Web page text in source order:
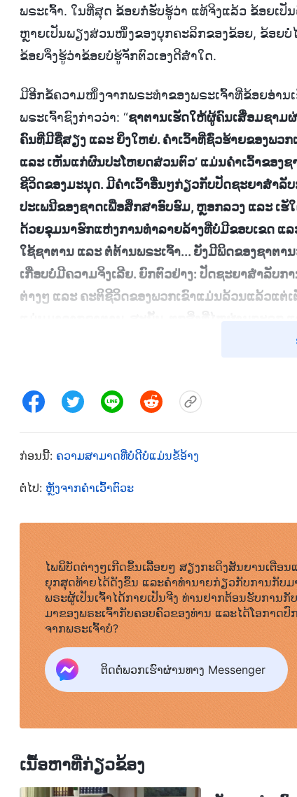
ພຣະເຈົ້າ. ໃນທີ່ສຸດ ຂ້ອຍກໍ່ຮັບຮູ້ວ່າ ແທ້ຈິງແລ້ວ ຂ້ອຍເປັ
ຫຼາຍເປັນພຽງສ່ວນໜຶ່ງຂອງບຸກຄະລິກຂອງຂ້ອຍ, ຂ້ອຍບໍ່
ຂ້ອຍຈຶ່ງຮູ້ວ່າຂ້ອຍບໍ່ຮູ້ຈັກຕົວເອງດີສ່ຳໃດ.
ມີອີກຂໍ້ຄວາມໜຶ່ງຈາກພຣະທຳຂອງພຣະເຈົ້າທີ່ຂ້ອຍອ່ານ
ພຣະເຈົ້າຊົງກ່າວວ່າ: “ຊາຕານເຮັດໃຫ້ຜູ້ຄົນເສື່ອມຊາມ
ຄົນທີ່ມີຊື່ສຽງ ແລະ ຍິ່ງໃຫຍ່. ຄຳເວົ້າທີ່ຊົ່ວຮ້າຍຂອງພວກ
ແລະ ເຫັນແກ່ຜົນປະໂຫຍດສ່ວນຕົວ’ ແມ່ນຄໍາເວົ້າຂອງ
ຊີວິດຂອງມະນຸດ. ມີຄໍາເວົ້າອື່ນໆກ່ຽວກັບປັດຊະຍາສໍາລັ
ປະເພນີຂອງຊາດເພື່ອສຶກສາອົບຮົມ, ຫຼອກລວງ ແລະ ເ
ດ້ວຍຂຸມນາຮົກແຫ່ງການທໍາລາຍລ້າງທີ່ບໍ່ມີຂອບເຂດ ແ
ໃຊ້ຊາຕານ ແລະ ຕໍ່ຕ້ານພຣະເຈົ້າ... ຍັງມີພິດຂອງຊາຕ
ເກືອບບໍ່ມີຄວາມຈິງເລີຍ. ຍົກຕົວຢ່າງ: ປັດຊະຍາສໍາລັບກ
ຕ່າງໆ ແລະ ຄະຕິຊີວິດຂອງພວກເຂົາແມ່ນລ້ວນແລ້ວແຕ່
ຖືກຊາຕານເຮັດໃຫ້ເສື່ອມຊາມຢ່າງເລິກເຊິ່ງ. ພິດຂອງ
ພຣະເຈົ້າ”(ພຣະທຳ, ເຫຼັ້ມທີ 3. ບົດບັນທຶກການສົນທະນາຂອ
ຂອງພຣະເຈົ້າໄດ້ເວົ້າຢ່າງຊັດເຈນຕໍ່ກັບສ່ວນເລິກທີ່ສຸ
ຊາຕານມາໂດຍຕະຫຼອດ: “ເປີດຫູຂອງເຈົ້າ ແລະ ປິດປາ
ມາສະແດງ ຫຼື ເບິ່ງວ່າໂງ່. ໂດຍການບັນຈຸສິ່ງທີ່ຂ້ອຍຢາ
ແຈ້ງ, ດັ່ງນັ້ນ ແນ່ນອນວ່າບໍ່ມີໃຜສາມາດຊີ້ໃຫ້ເຫັນຄວ
ຮັກສາໜ້າຕາໄວ້ໄດ້ ແລະ ນັ້ນເຮັດໃຫ້ຂ້ອຍເຊື່ອຫຼາຍຂຶ້ນ
ຫູຂອງເຈົ້າ ແລະ ປິດປາກຂອງເຈົ້າ” ແມ່ນວິທີທີ່ສະຫຼາ
ພຣະເຈົ້າອົງຊົງລິດທານຸພາບສູງສຸດ, ຂ້ອຍຍັງອົດບໍ່ໄ
ເອື້ອຍນ້ອງ. ຂ້ອຍຮູ້ສຶກວ່າຕາບໃດທີ່ຂ້ອຍບໍ່ເວົ້າຫຼາຍ ຫຼື
ບົກຜ່ອງຂອງຂ້ອຍ ແລະ ຂ້ອຍສາມາດປົກປ້ອງພາບລັກຂ
ເມື່ອໃດກໍ່ຕາມທີ່ຂ້ອຍບໍ່ຕ້ອງການແບ່ງປັນມຸມອງຂອງຂ້
ເອງ ແລະ ສິ່ງທີ່ຄົນອື່ນຈະຄິດກັບຂ້ອຍຢູ່ສະເໝີ. ຖ້າຂ້ອຍ
ທາງທີ່ປອດໄພ, ບໍ່ເວົ້າ ຫຼື ກະທຳສິ່ງໃດ. ພິດເຫຼົ່ານີ້ຂອງ
ຂ້ອຍຄາດເດົາ ແລະ ປ້ອງກັນຄົນອື່ນຫຼາຍຂຶ້ນຕະຫຼອດເ
ກ່ອນນີ້: ຄວາມສາມາດທີ່ບໍ່ດີບໍ່ແມ່ນຂໍ້ອ້າງ
ຕໍ່ໄປ: ຫຼັງຈາກຄຳເວົ້າຕົວະ
ໄພພິບັດຕ່າງໆເກີດຂຶ້ນເລື້ອຍໆ ສຽງກະດິງສັນຍານເຕືອນ
ຍຸກສຸດທ້າຍໄດ້ດັງຂຶ້ນ ແລະຄໍາທໍານາຍກ່ຽວກັບການກັບມ
ພຣະຜູ້ເປັນເຈົ້າໄດ້ກາຍເປັນຈີງ ທ່ານຢາກຕ້ອນຮັບການກັ
ມາຂອງພຣະເຈົ້າກັບຄອບຄົວຂອງທ່ານ ແລະໄດ້ໂອກາດປົ
ຈາກພຣະເຈົ້າບໍ?
ຕິດຕໍ່ພວກເຮົາຜ່ານທາງ Messenger
ເນື້ອຫາທີ່ກ່ຽວຂ້ອງ